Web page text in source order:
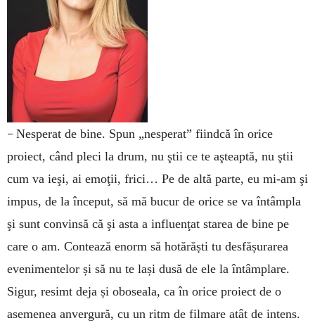
– Nesperat de bine. Spun „nesperat” fiindcă în orice
proiect, când pleci la drum, nu ştii ce te aşteaptă, nu ştii
cum va ieşi, ai emoţii, frici… Pe de altă parte, eu mi-am şi
impus, de la început, să mă bucur de orice se va întâmpla
şi sunt convinsă că şi asta a influenţat starea de bine pe
care o am. Contează enorm să hotărăști tu desfășurarea
evenimentelor și să nu te lași dusă de ele la întâmplare.
Sigur, resimt deja și oboseala, ca în orice proiect de o
asemenea anvergură, cu un ritm de filmare atât de intens.